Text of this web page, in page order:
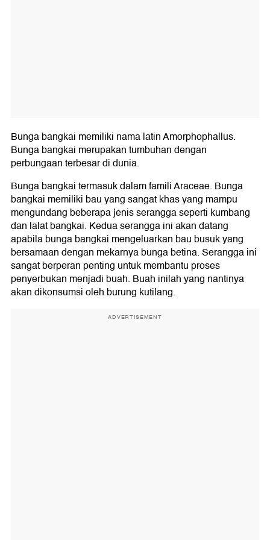
Bunga bangkai memiliki nama latin Amorphophallus.
Bunga bangkai merupakan tumbuhan dengan
perbungaan terbesar di dunia.
Bunga bangkai termasuk dalam famili Araceae. Bunga
bangkai memiliki bau yang sangat khas yang mampu
mengundang beberapa jenis serangga seperti kumbang
dan lalat bangkai. Kedua serangga ini akan datang
apabila bunga bangkai mengeluarkan bau busuk yang
bersamaan dengan mekarnya bunga betina. Serangga ini
sangat berperan penting untuk membantu proses
penyerbukan menjadi buah. Buah inilah yang nantinya
akan dikonsumsi oleh burung kutilang.
ADVERTISEMENT